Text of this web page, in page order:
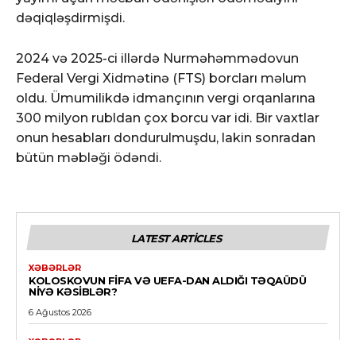
dəqiqləşdirmişdi.
2024 və 2025-ci illərdə Nurməhəmmədovun
Federal Vergi Xidmətinə (FTS) borcları məlum
oldu. Ümumilikdə idmançının vergi orqanlarına
300 milyon rubldan çox borcu var idi. Bir vaxtlar
onun hesabları dondurulmuşdu, lakin sonradan
bütün məbləği ödəndi.
LATEST ARTICLES
XƏBƏRLƏR
KOLOSKOVUN FİFA VƏ UEFA-DAN ALDIĞI TƏQAÜDÜ
NIYƏ KƏSIBLƏR?
6 Ağustos 2026